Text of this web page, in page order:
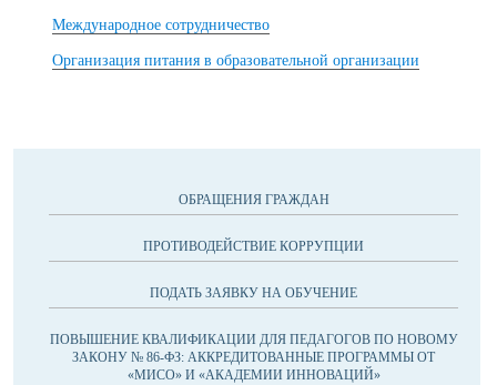
Международное сотрудничество
Организация питания в образовательной организации
ОБРАЩЕНИЯ ГРАЖДАН
ПРОТИВОДЕЙСТВИЕ КОРРУПЦИИ
ПОДАТЬ ЗАЯВКУ НА ОБУЧЕНИЕ
ПОВЫШЕНИЕ КВАЛИФИКАЦИИ ДЛЯ ПЕДАГОГОВ ПО НОВОМУ
ЗАКОНУ № 86-ФЗ: АККРЕДИТОВАННЫЕ ПРОГРАММЫ ОТ
«МИСО» И «АКАДЕМИИ ИННОВАЦИЙ»